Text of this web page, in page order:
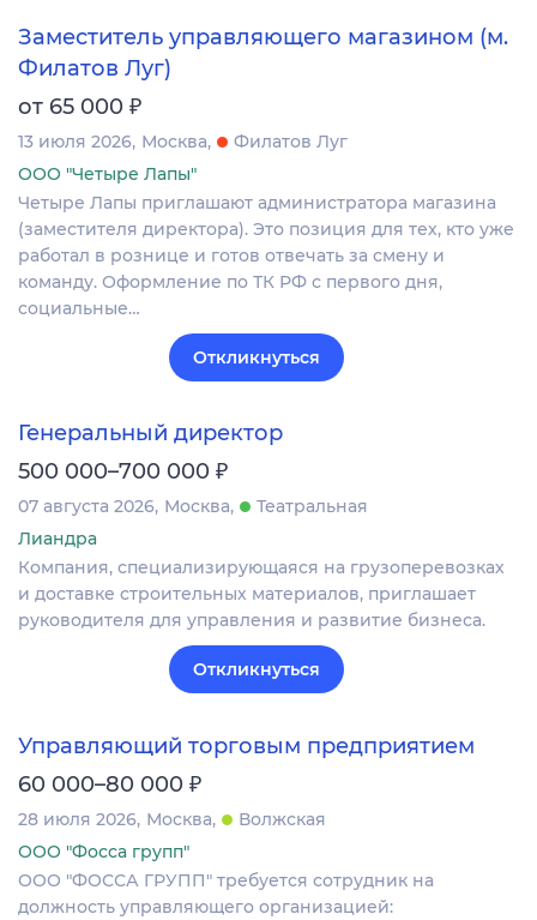
Заместитель управляющего магазином (м.
Филатов Луг)
от 65 000 ₽
13 июля 2026 Москва
Филатов Луг
ООО "Четыре Лапы"
Четыре Лапы приглашают администратора магазина
(заместителя директора). Это позиция для тех, кто уже
работал в рознице и готов отвечать за смену и
команду. Оформление по ТК РФ с первого дня,
социальные…
Откликнуться
Генеральный директор
500 000–700 000 ₽
07 августа 2026 Москва
Театральная
Лиандра
Компания, специализирующаяся на грузоперевозках
и доставке строительных материалов, приглашает
руководителя для управления и развитие бизнеса.
Откликнуться
Управляющий торговым предприятием
60 000–80 000 ₽
28 июля 2026 Москва
Волжская
ООО "Фосса групп"
ООО "ФОССА ГРУПП" требуется сотрудник на
должность управляющего организацией: